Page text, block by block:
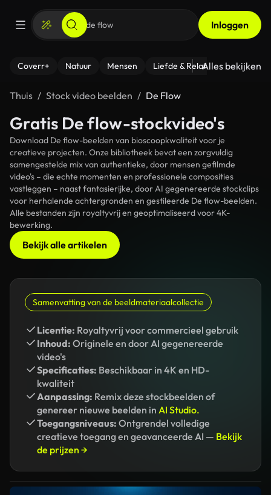
Inloggen
Coverr+ Natuur Mensen Liefde & Relaties - Fitness
Alles bekijken
Thuis Stock video beelden De Flow
Gratis De flow-stockvideo's
Download De flow-beelden van bioscoopkwaliteit voor je
creatieve projecten. Onze bibliotheek bevat een zorgvuldig
samengestelde mix van authentieke, door mensen gefilmde
video's – die echte momenten en professionele composities
vastleggen – naast fantasierijke, door AI gegenereerde stockclips
voor herhalende achtergronden en gestileerde De flow-beelden.
Alle bestanden zijn royaltyvrij en geoptimaliseerd voor 4K-
bewerking.
Bekijk alle artikelen
Samenvatting van de beeldmateriaalcollectie
Licentie: Royaltyvrij voor commercieel gebruik
Inhoud: Originele en door AI gegenereerde
video's
Specificaties: Beschikbaar in 4K en HD-
kwaliteit
Aanpassing: Remix deze stockbeelden of
genereer nieuwe beelden in AI Studio.
Toegangsniveaus: Ontgrendel volledige
creatieve toegang en geavanceerde AI — Bekijk
de prijzen →